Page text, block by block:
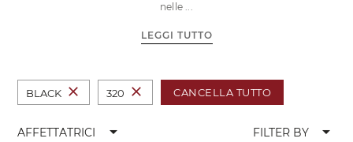
nelle
LEGGI TUTTO
BLACK close 320 close CANCELLA TUTTO
AFFETTATRICI arrow_drop_down FILTER BY arrow_drop_down